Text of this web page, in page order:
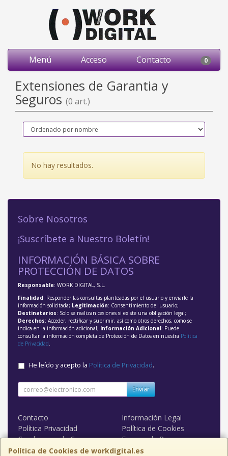
Menú Acceso Contacto 0
Extensiones de Garantia y
Seguros (0 art.)
No hay resultados.
Política de Cookies de workdigital.es
Sobre Nosotros
¡Suscríbete a Nuestro Boletín!
INFORMACIÓN BÁSICA SOBRE
PROTECCIÓN DE DATOS
Responsable: WORK DIGITAL, S.L.
Finalidad: Responder las consultas planteadas por el usuario y enviarle la
información solicitada; Legitimación: Consentimiento del usuario;
Destinatarios: Solo se realizan cesiones si existe una obligación legal;
Derechos: Acceder, rectificar y suprimir, así como otros derechos, como se
indica en la información adicional; Información Adicional: Puede
consultar la información completa de Protección de Datos en nuestra Política
de Privacidad.
He leído y acepto la Política de Privacidad.
Enviar
Contacto
Información Legal
Política Privacidad
Política de Cookies
Condiciones de Compra
Formas de Pago
WORK DIGITAL